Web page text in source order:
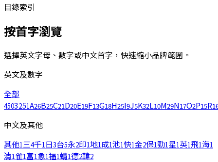
目錄索引
按首字瀏覽
選擇英文字母、數字或中文首字，快速縮小品牌範圍。
英文及數字
全部
4503251A26B25C21D20E19F13G18H25I9J5K32L10M29N17O2P15R
中文及其他
其他1三4千1日3台5永2印1地1成1池1快1金2保1勁1星1英1飛1海1
清1雀1富1象1福1蜻1德2韓2